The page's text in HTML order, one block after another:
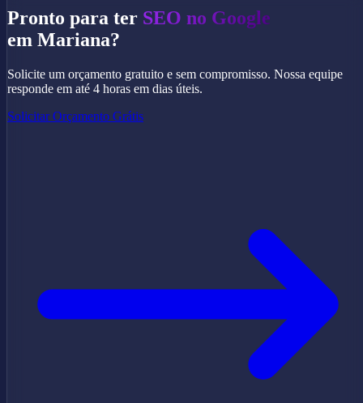
Pronto para ter SEO no Google
em Mariana?
Solicite um orçamento gratuito e sem compromisso. Nossa equipe
responde em até 4 horas em dias úteis.
Solicitar Orçamento Grátis